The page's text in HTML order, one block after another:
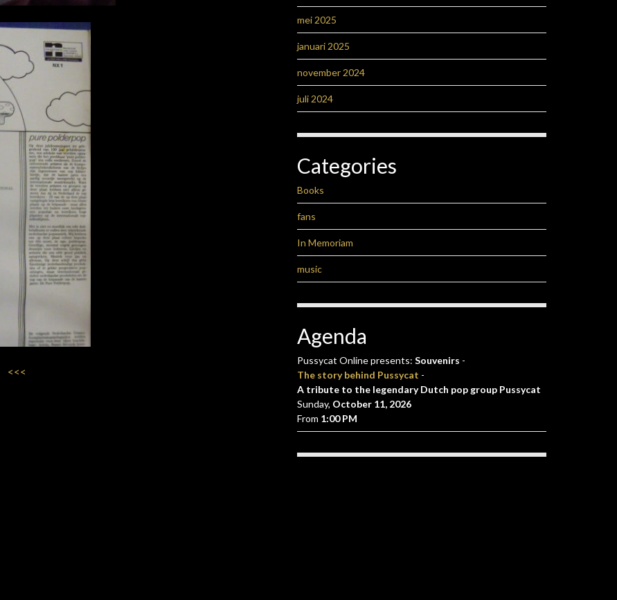
<<<
mei 2025
januari 2025
november 2024
juli 2024
Categories
Books
fans
In Memoriam
music
Agenda
Pussycat Online presents: Souvenirs -
The story behind Pussycat -
A tribute to the legendary Dutch pop group Pussycat
Sunday, October 11, 2026
From 1:00 PM